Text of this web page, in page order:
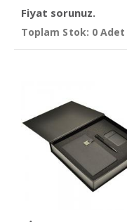
Fiyat sorunuz.
Toplam Stok: 0 Adet